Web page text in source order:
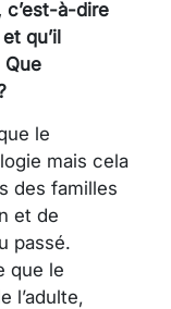
c’est-à-dire
qu’il
Que
le
mais cela
des familles
et de
passé.
que le
l’adulte,